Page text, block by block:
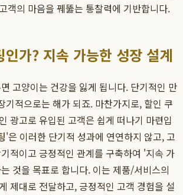
객의 마음을 꿰뚫는 통찰력에 기반합니다.
가? 지속 가능한 성장 설계
고양이는 건강을 잃게 됩니다. 단기적인 만
기적으로는 해가 되죠. 마찬가지로, 할인 쿠
광고로 유입된 고객은 쉽게 떠나기 마련입
'은 이러한 단기적 성과에 연연하지 않고, 고
적이고 긍정적인 관계를 구축하여 '지속 가
것을 목표로 합니다. 이는 제품/서비스의
제대로 전달하고, 긍정적인 고객 경험을 설